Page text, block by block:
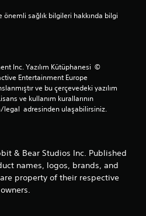
sağlık bilgileri hakkında bilgi
Inc. Yazılım Kütüphanesi  ©
Entertainment Europe
ve bu çerçevedeki yazılım
ve kullanım kurallarının
adresinden ulaşabilirsiniz.
& Bear Studios Inc. Published
names, logos, brands, and
property of their respective
owners.